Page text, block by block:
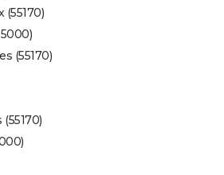
(55170)
(55170)